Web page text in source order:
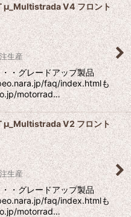
μ_Multistrada V4 フロント
生産
・グレードアップ製品
faq/index.htmlも
motorrad…
μ_Multistrada V2 フロント
生産
・グレードアップ製品
faq/index.htmlも
motorrad…